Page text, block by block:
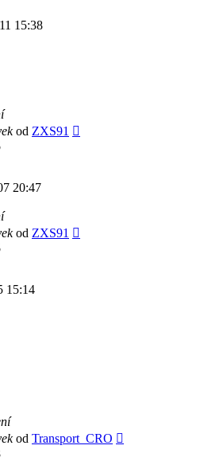
15:38
od ZXS91
20:47
od ZXS91
15:14
od Transport_CRO